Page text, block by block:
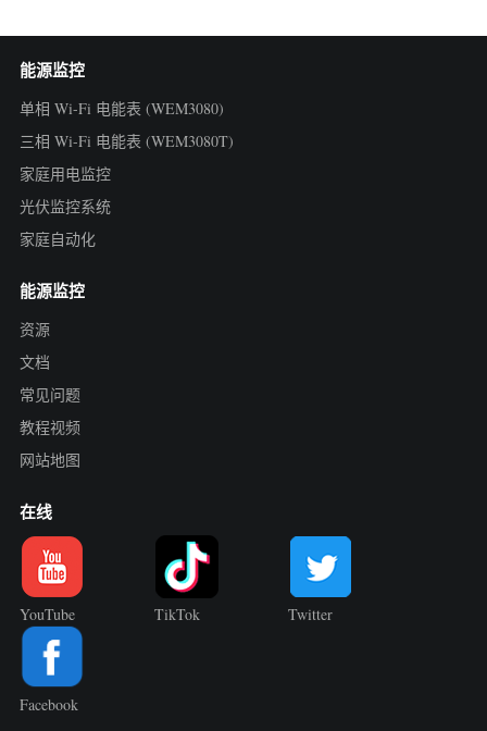
能源监控
单相 Wi-Fi 电能表 (WEM3080)
三相 Wi-Fi 电能表 (WEM3080T)
家庭用电监控
光伏监控系统
家庭自动化
能源监控
资源
文档
常见问题
教程视频
网站地图
在线
YouTube TikTok Twitter
Facebook